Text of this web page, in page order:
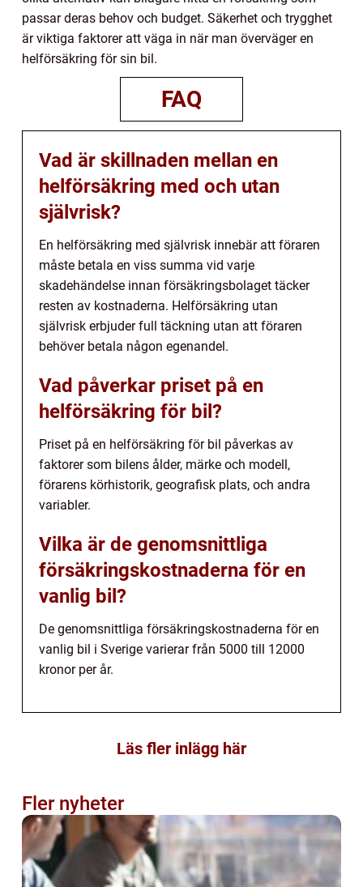
passar deras behov och budget. Säkerhet och trygghet
är viktiga faktorer att väga in när man överväger en
helförsäkring för sin bil.
FAQ
Vad är skillnaden mellan en
helförsäkring med och utan
självrisk?
En helförsäkring med självrisk innebär att föraren
måste betala en viss summa vid varje
skadehändelse innan försäkringsbolaget täcker
resten av kostnaderna. Helförsäkring utan
självrisk erbjuder full täckning utan att föraren
behöver betala någon egenandel.
Vad påverkar priset på en
helförsäkring för bil?
Priset på en helförsäkring för bil påverkas av
faktorer som bilens ålder, märke och modell,
förarens körhistorik, geografisk plats, och andra
variabler.
Vilka är de genomsnittliga
försäkringskostnaderna för en
vanlig bil?
De genomsnittliga försäkringskostnaderna för en
vanlig bil i Sverige varierar från 5000 till 12000
kronor per år.
Läs fler inlägg här
Fler nyheter